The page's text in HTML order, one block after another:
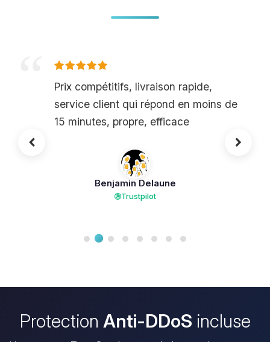
Prix compétitifs, livraison rapide,
service client qui répond en moins de
15 minutes, propre, efficace
Benjamin Delaune
Trustpilot
Protection Anti-DDoS incluse